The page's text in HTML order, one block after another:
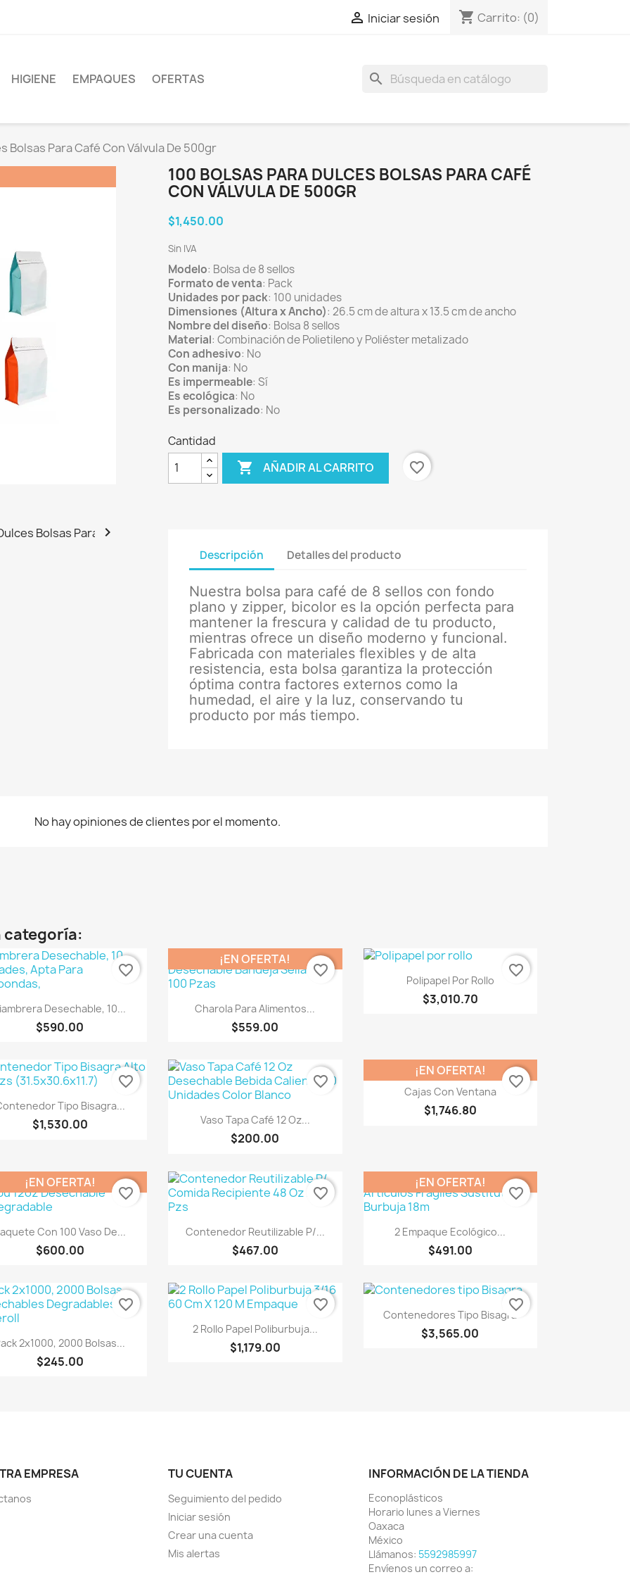
 Iniciar sesión shopping_cart Carrito: (0)
HIGIENE EMPAQUES OFERTAS search
Bolsas Para Café Con Válvula De 500gr

100 BOLSAS PARA DULCES BOLSAS PARA CAFÉ
CON VÁLVULA DE 500GR
$1,450.00
Sin IVA
Modelo: Bolsa de 8 sellos
Formato de venta: Pack
Unidades por pack: 100 unidades
Dimensiones (Altura x Ancho): 26.5 cm de altura x 13.5 cm de ancho
Nombre del diseño: Bolsa 8 sellos
Material: Combinación de Polietileno y Poliéster metalizado
Con adhesivo: No
Con manija: No
Es impermeable: Sí
Es ecológica: No
Es personalizado: No
Cantidad
 AÑADIR AL CARRITO favorite_border
Descripción Detalles del producto
Nuestra bolsa para café de 8 sellos con fondo
plano y zipper, bicolor es la opción perfecta para
mantener la frescura y calidad de tu producto,
mientras ofrece un diseño moderno y funcional.
Fabricada con materiales flexibles y de alta
resistencia, esta bolsa garantiza la protección
óptima contra factores externos como la
humedad, el aire y la luz, conservando tu
producto por más tiempo.
No hay opiniones de clientes por el momento.
categoría:
Vista rápida
Desechable, 10...
$590.00
favorite_border
Vista rápida
Charola Para Alimentos...
$559.00
¡EN OFERTA!
favorite_border Vista rápida
Polipapel Por Rollo
$3,010.70
favorite_border
Vista rápida
Tipo Bisagra...
$1,530.00
favorite_border
Vista rápida
Vaso Tapa Café 12 Oz...
$200.00
favorite_border Vista rápida
Cajas Con Ventana
$1,746.80
¡EN OFERTA!
favorite_border
Vista rápida
Con 100 Vaso De...
$600.00
¡EN OFERTA!
favorite_border
Vista rápida
Contenedor Reutilizable P/...
$467.00
favorite_border
Vista rápida
2 Empaque Ecológico...
$491.00
¡EN OFERTA!
favorite_border
Vista rápida
2x1000, 2000 Bolsas...
$245.00
favorite_border
Vista rápida
2 Rollo Papel Poliburbuja...
$1,179.00
favorite_border Vista rápida
Contenedores Tipo Bisagra
$3,565.00
favorite_border
EMPRESA TU CUENTA
Seguimiento del pedido
Iniciar sesión
Crear una cuenta
Mis alertas
INFORMACIÓN DE LA TIENDA
Econoplásticos
Horario lunes a Viernes
Oaxaca
México
Llámanos: 5592985997
Envíenos un correo a: